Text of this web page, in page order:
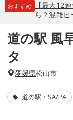
おすすめ
【最大12
ら？混雑ピ
道の駅 風
タ
愛媛県松山市
道の駅・SA/PA